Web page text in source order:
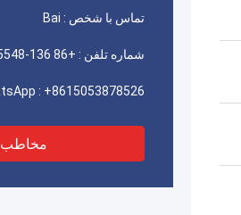
تماس با شخص : Bai
شماره تلفن : +86 136-5548-8590
: +8615053878526
مخاطب